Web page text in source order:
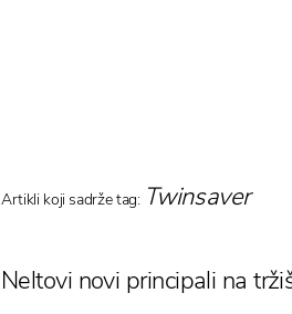
Artikli koji sadrže tag: Twinsaver
Neltovi novi principali na